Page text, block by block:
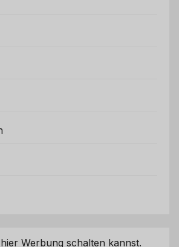
Werbung schalten kannst.